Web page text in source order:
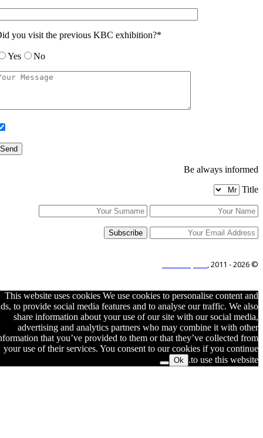
This website
ads, to provide
share
information that
your use of